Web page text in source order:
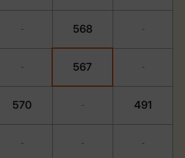
- 568 -
- 567 -
570 - 491
- - -